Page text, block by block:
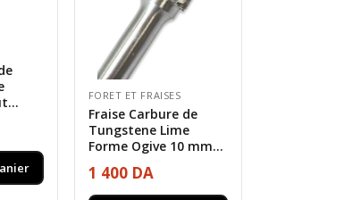
FORET ET FRAISES
Fraise Carbure de
Tungstene Lime
Forme Ogive 10 mm...
1 400 DA